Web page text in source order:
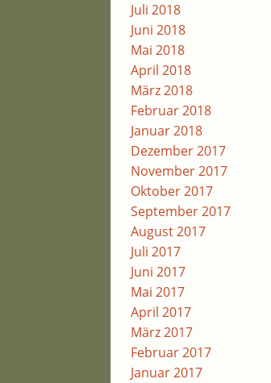
Juli 2018
Juni 2018
Mai 2018
April 2018
März 2018
Februar 2018
Januar 2018
Dezember 2017
November 2017
Oktober 2017
September 2017
August 2017
Juli 2017
Juni 2017
Mai 2017
April 2017
März 2017
Februar 2017
Januar 2017